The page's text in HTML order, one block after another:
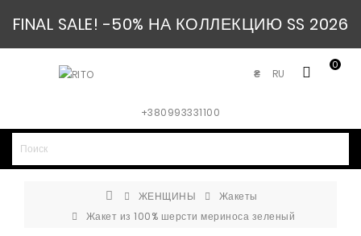
FINAL SALE! -50% НА КОЛЛЕКЦИЮ SS 2026
0
RU
₴
+380993331100
ЖЕНЩИНЫ
Жакеты
Жакет из 100% шерсти мериноса зеленый